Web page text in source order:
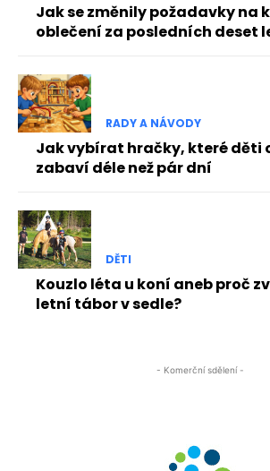
Jak se změnily požadavky na
oblečení za posledních deset
RADY A NÁVODY
Jak vybírat hračky, které děti
zabaví déle než pár dní
DĚTI
Kouzlo léta u koní aneb proč
letní tábor v sedle?
- Komerční sdělení -